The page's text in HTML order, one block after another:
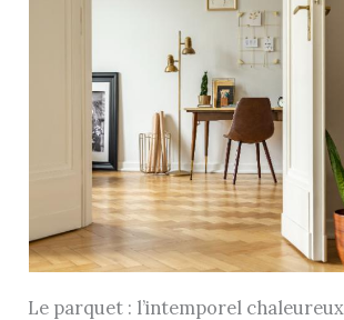
Le parquet : l’intemporel chaleureux